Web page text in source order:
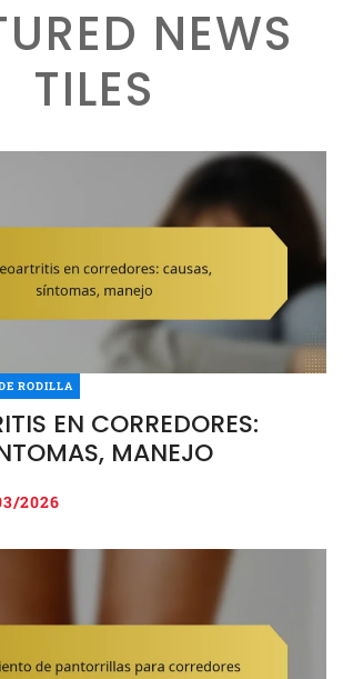
NEWS
TILES
RODILLA
EN CORREDORES:
MANEJO
2026